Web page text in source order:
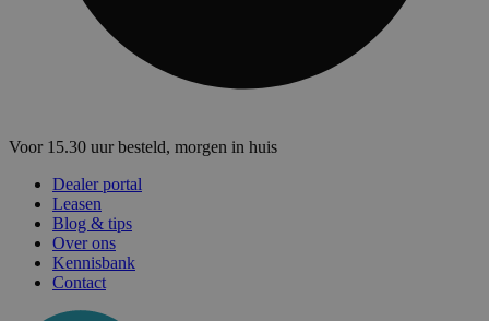
Voor 15.30 uur besteld, morgen in huis
Dealer portal
Leasen
Blog & tips
Over ons
Kennisbank
Contact